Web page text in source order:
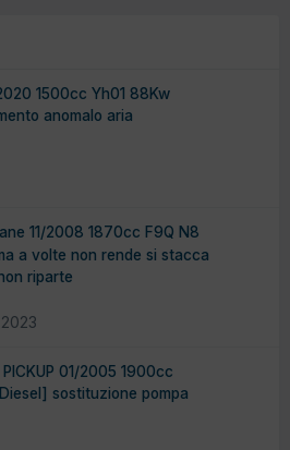
1500cc Yh01 88Kw
anomalo aria
11/2008 1870cc F9Q N8
a volte non rende si stacca
riparte
01/2005 1900cc
sostituzione pompa